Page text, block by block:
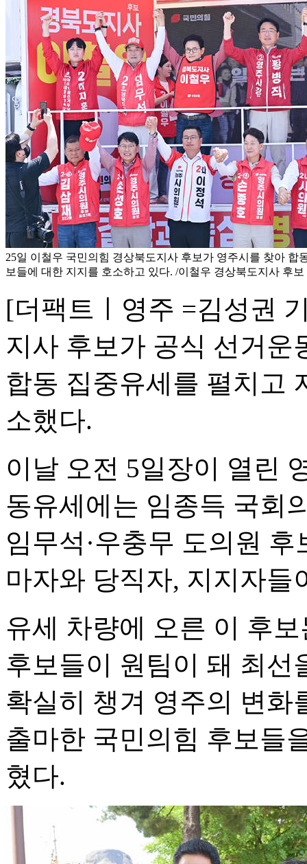
25일 이철우 국민의힘 경상북도지사 후보가 영주시를 찾아 합
보들에 대한 지지를 호소하고 있다. /이철우 경상북도지사 후보
[더팩트ㅣ영주 =김성권
지사 후보가 공식 선거운
합동 집중유세를 펼치고
소했다.
이날 오전 5일장이 열린
동유세에는 임종득 국회
임무석·우충무 도의원
마자와 당직자, 지지자들
유세 차량에 오른 이 후
후보들이 원팀이 돼 최
확실히 챙겨 영주의 변화
출마한 국민의힘 후보들
혔다.